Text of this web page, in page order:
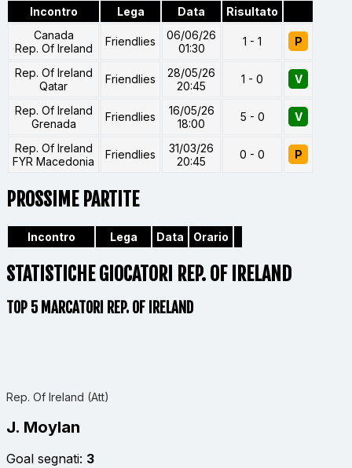
Incontro Lega Data
Risultato
Canada
Rep. Of Ireland
Friendlies
06/06/26
01:30
1 - 1 P
Rep. Of Ireland
Qatar
Friendlies
28/05/26
20:45
1 - 0 V
Rep. Of Ireland
Grenada
Friendlies
16/05/26
18:00
5 - 0 V
Rep. Of Ireland
FYR Macedonia
Friendlies
31/03/26
20:45
0 - 0 P
PROSSIME PARTITE
Incontro Lega Data Orario
STATISTICHE GIOCATORI REP. OF IRELAND
TOP 5 MARCATORI REP. OF IRELAND
Rep. Of Ireland (Att)
J. Moylan
Goal segnati: 3